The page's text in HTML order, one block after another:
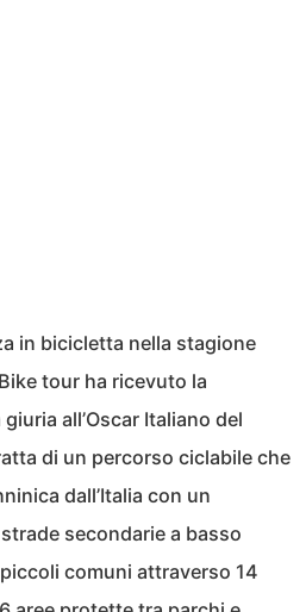
in bicicletta nella stagione
tour ha ricevuto la
all’Oscar Italiano del
di un percorso ciclabile che
dall’Italia con un
secondarie a basso
comuni attraverso 14